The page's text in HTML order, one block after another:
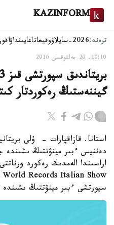
KAZINFORM
ترەند:2026-سايلاۋ وقيعاتاعايىنداۋ
10:10, 20 جەلتوقسان 2016
گيننەستىڭ رەكوردتار
استانا. قازاقپارات - ۇلى
دەننيس ءبىر مينۋتتىڭ ىشىندە
سپورتشى ءبىر مينۋتتىڭ ىشىندە 923 قىش سىندىردى.